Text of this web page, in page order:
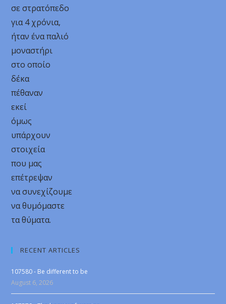
σε στρατόπεδο
για 4 χρόνια,
ήταν ένα παλιό
μοναστήρι
στο οποίο
δέκα
πέθαναν
εκεί
όμως
υπάρχουν
στοιχεία
που μας
επέτρεψαν
να συνεχίζουμε
να θυμόμαστε
τα θύματα.
RECENT ARTICLES
107580 - Be different to be
August 6, 2026